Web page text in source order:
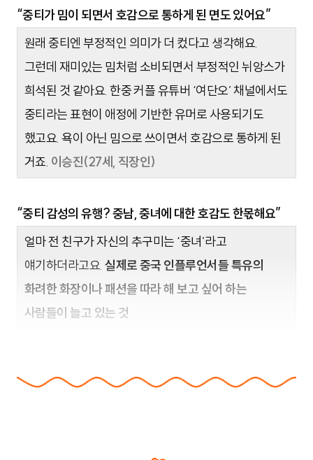
“중티가 밈이 되면서 호감으로 통하게 된 면도 있어요”
원래 중티엔 부정적인 의미가 더 컸다고 생각해요.
그런데 재미있는 밈처럼 소비되면서 부정적인 뉘앙스가
희석된 것 같아요. 한중 커플 유튜버 ‘여단오’ 채널에서도
중티라는 표현이 애정에 기반한 유머로 사용되기도
했고요. 욕이 아닌 밈으로 쓰이면서 호감으로 통하게 된
거죠. 이승진(27세, 직장인)
“중티 감성의 유행? 중남, 중녀에 대한 호감도 한몫해요”
얼마 전 친구가 자신의 추구미는 ‘중녀’라고
얘기하더라고요.실제로 중국 인플루언서들 특유의
화려한 화장이나 패션을 따라 해 보고 싶어 하는
사람들이 늘고 있는 것